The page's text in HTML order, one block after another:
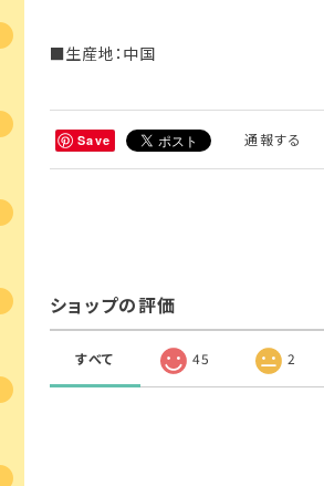
■生産地：中国
Save 通報する
ショップの評価
すべて 45 2